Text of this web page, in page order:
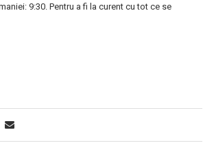
9:30. Pentru a fi la curent cu tot ce se